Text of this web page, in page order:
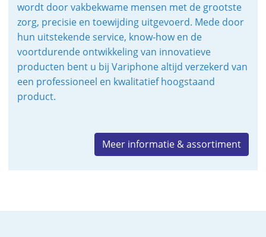
wordt door vakbekwame mensen met de grootste
zorg, precisie en toewijding uitgevoerd. Mede door
hun uitstekende service, know-how en de
voortdurende ontwikkeling van innovatieve
producten bent u bij Variphone altijd verzekerd van
een professioneel en kwalitatief hoogstaand
product.
Meer informatie & assortiment